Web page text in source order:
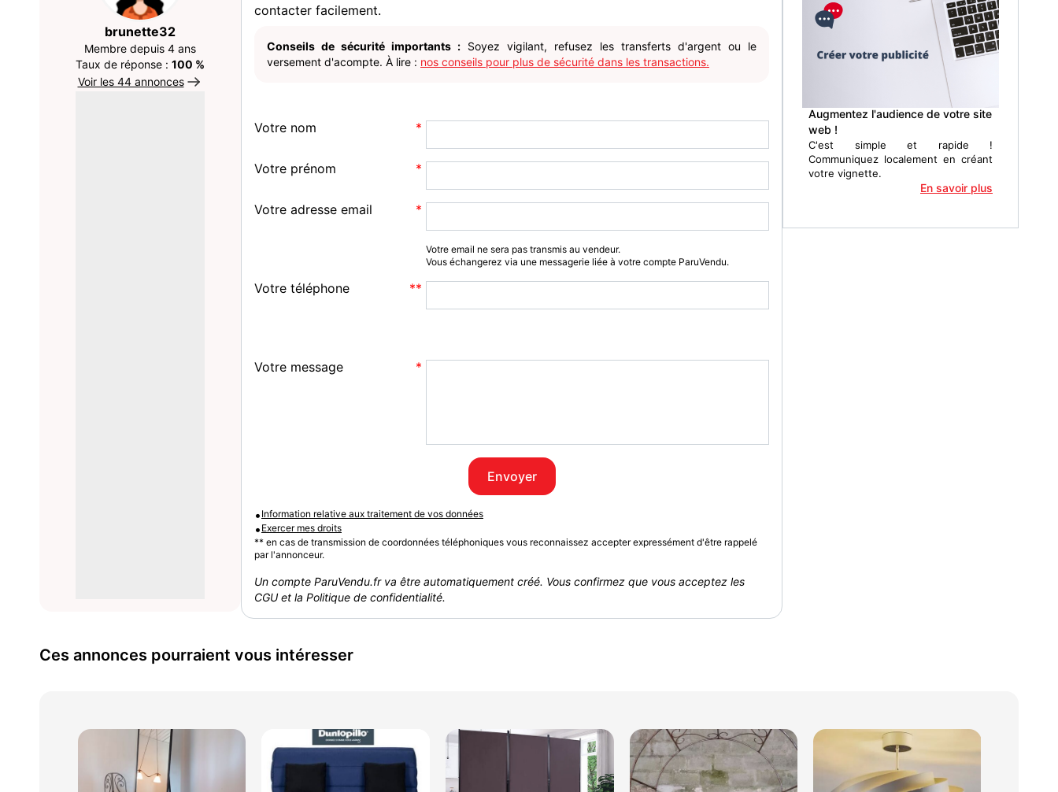
brunette32
Membre depuis 4 ans
Taux de réponse : 100 %
Voir les 44 annonces
contacter facilement.
Conseils de sécurité importants : Soyez vigilant, refusez les transferts d'argent ou le
versement d'acompte. À lire : nos conseils pour plus de sécurité dans les transactions.
Votre nom
Votre prénom
Votre adresse email
Votre email ne sera pas transmis au vendeur.
Vous échangerez via une messagerie liée à votre compte ParuVendu.
Votre téléphone
Votre message
Envoyer
• Information relative aux traitement de vos données
• Exercer mes droits
** en cas de transmission de coordonnées téléphoniques vous reconnaissez accepter expressément d'être rappelé
par l'annonceur.
Un compte ParuVendu.fr va être automatiquement créé. Vous confirmez que vous acceptez les
CGU et la Politique de confidentialité.
Augmentez l'audience de votre site
web !
C'est simple et rapide !
Communiquez localement en créant
votre vignette.
En savoir plus
Ces annonces pourraient vous intéresser